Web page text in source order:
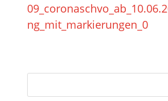
ng_mit_markierungen_0